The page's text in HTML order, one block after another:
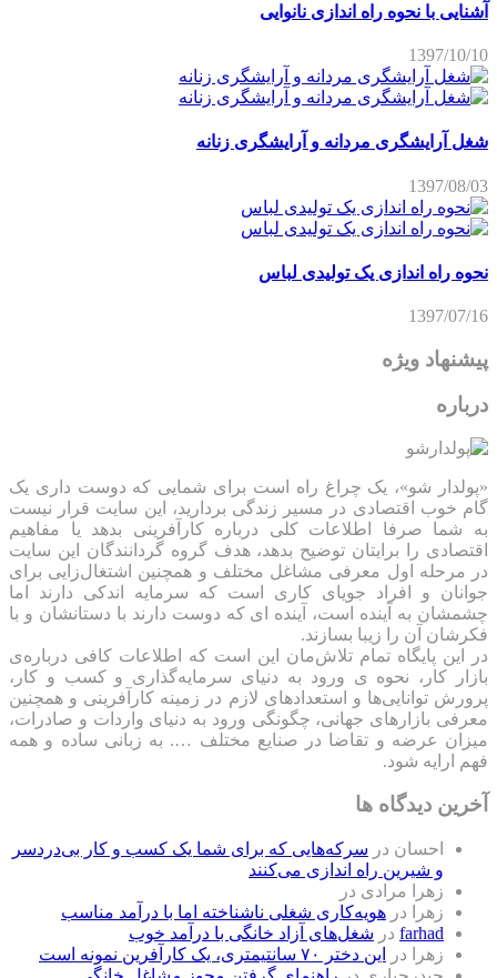
آشنایی با نحوه راه اندازی نانوایی
1397/10/10
شغل آرایشگری مردانه و آرایشگری زنانه
1397/08/03
نحوه راه اندازی یک تولیدی لباس
1397/07/16
پیشنهاد ویژه
درباره
«پولدار شو»، یک چراغ راه است برای شمایی که دوست داری یک
گام خوب اقتصادی در مسیر زندگی بردارید، این سایت قرار نیست
به شما صرفا اطلاعات کلی درباره کارآفرینی بدهد یا مفاهیم
اقتصادی را برایتان توضیح بدهد، هدف گروه گردانندگان این سایت
در مرحله اول معرفی مشاغل مختلف و همچنین اشتغال‌زایی برای
جوانان و افراد جویای کاری است که سرمایه اندکی دارند اما
چشمشان به آینده است، آینده ای که دوست دارند با دستانشان و با
فکرشان آن را زیبا بسازند.
در این پایگاه تمام تلاش‌مان این است که ‌اطلاعات کافی درباره‌ی
بازار کار، نحوه ی ورود به دنیای سرمایه‌گذاری و کسب و کار،
پرورش توانایی‌ها و استعدادهای لازم در زمینه کارآفرینی و همچنین
معرفی بازارهای جهانی، چگونگی ورود به دنیای واردات و صادرات،
میزان عرضه و تقاضا در صنایع مختلف …. به زبانی ساده و همه
فهم ارایه شود.
آخرین دیدگاه ها
احسان در سرکه‌هایی که برای شما یک کسب و کار بی‌دردسر
و شیرین راه اندازی می‌کنند
زهرا مرادی در
زهرا
در هویه‌کاری شغلی ناشناخته اما با درآمد مناسب
farhad در شغل‌های آزاد خانگی با درآمد خوب
زهرا
در
این دختر ۷۰ سانتیمتری، یک کارآفرین نمونه است